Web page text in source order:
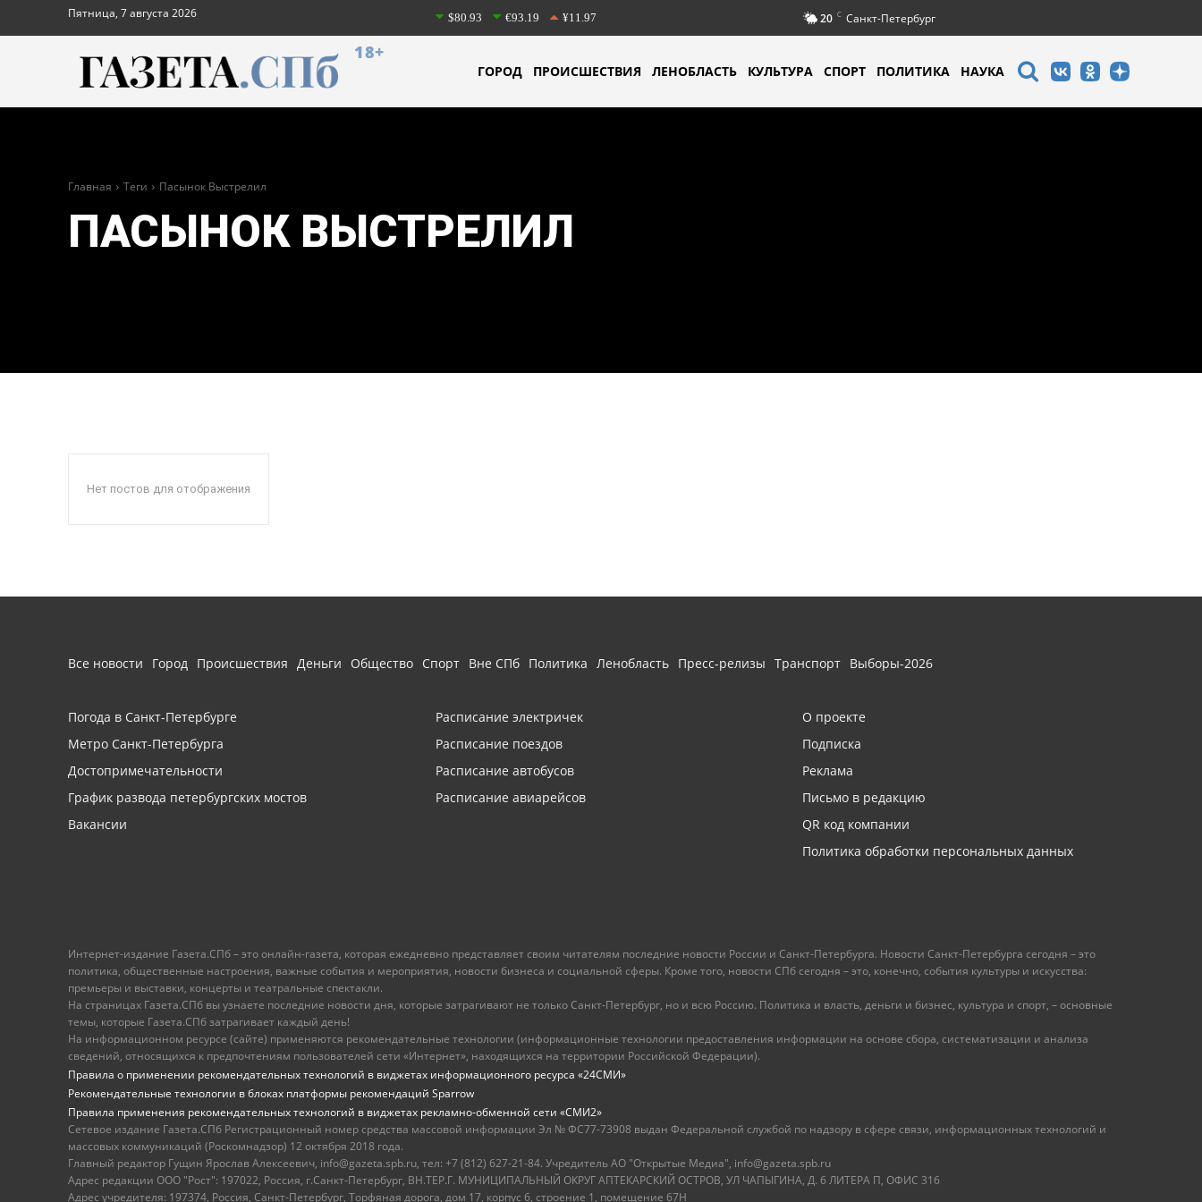
Пятница, 7 августа 2026 $80.93 €93.19 ¥11.97 20 C Санкт-Петербург
18+
ГОРОД ПРОИСШЕСТВИЯ ЛЕНОБЛАСТЬ КУЛЬТУРА СПОРТ ПОЛИТИКА НАУКА
Главная Теги Пасынок Выстрелил
ПАСЫНОК ВЫСТРЕЛИЛ
Нет постов для отображения
Все новости Город Происшествия Деньги Общество Спорт Вне СПб Политика Ленобласть Пресс-релизы Транспорт Выборы-2026
Погода в Санкт-Петербурге
Метро Санкт-Петербурга
Достопримечательности
График развода петербургских мостов
Вакансии
Расписание электричек
Расписание поездов
Расписание автобусов
Расписание авиарейсов
О проекте
Подписка
Реклама
Письмо в редакцию
QR код компании
Политика обработки персональных данных
Интернет-издание Газета.СПб – это онлайн-газета, которая ежедневно представляет своим читателям последние новости России и Санкт-Петербурга. Новости Санкт-Петербурга сегодня – это
политика, общественные настроения, важные события и мероприятия, новости бизнеса и социальной сферы. Кроме того, новости СПб сегодня – это, конечно, события культуры и искусства:
премьеры и выставки, концерты и театральные спектакли.
На страницах Газета.СПб вы узнаете последние новости дня, которые затрагивают не только Санкт-Петербург, но и всю Россию. Политика и власть, деньги и бизнес, культура и спорт, – основные
темы, которые Газета.СПб затрагивает каждый день!
На информационном ресурсе (сайте) применяются рекомендательные технологии (информационные технологии предоставления информации на основе сбора, систематизации и анализа
сведений, относящихся к предпочтениям пользователей сети «Интернет», находящихся на территории Российской Федерации).
Правила о применении рекомендательных технологий в виджетах информационного ресурса «24СМИ»
Рекомендательные технологии в блоках платформы рекомендаций Sparrow
Правила применения рекомендательных технологий в виджетах рекламно-обменной сети «СМИ2»
Сетевое издание Газета.СПб Регистрационный номер средства массовой информации Эл № ФС77-73908 выдан Федеральной службой по надзору в сфере связи, информационных технологий и
массовых коммуникаций (Роскомнадзор) 12 октября 2018 года.
Главный редактор Гущин Ярослав Алексеевич, info@gazeta.spb.ru, тел: +7 (812) 627-21-84. Учредитель АО "Открытые Медиа", info@gazeta.spb.ru
Адрес редакции ООО "Рост": 197022, Россия, г.Санкт-Петербург, ВН.ТЕР.Г. МУНИЦИПАЛЬНЫЙ ОКРУГ АПТЕКАРСКИЙ ОСТРОВ, УЛ ЧАПЫГИНА, Д. 6 ЛИТЕРА П, ОФИС 316
Адрес учредителя: 197374, Россия, Санкт-Петербург, Торфяная дорога, дом 17, корпус 6, строение 1, помещение 67Н